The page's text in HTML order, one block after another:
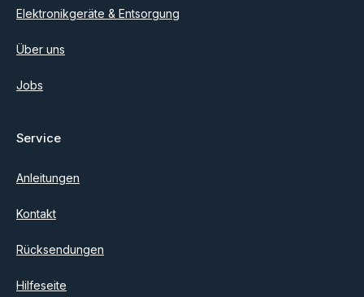
Elektronikgeräte & Entsorgung
Über uns
Jobs
Service
Anleitungen
Kontakt
Rücksendungen
Hilfeseite